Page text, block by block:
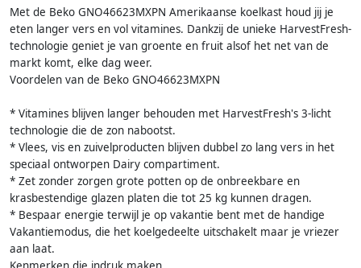
Met de Beko GNO46623MXPN Amerikaanse koelkast houd jij je
eten langer vers en vol vitamines. Dankzij de unieke HarvestFresh-
technologie geniet je van groente en fruit alsof het net van de
markt komt, elke dag weer.
Voordelen van de Beko GNO46623MXPN
* Vitamines blijven langer behouden met HarvestFresh's 3-licht
technologie die de zon nabootst.
* Vlees, vis en zuivelproducten blijven dubbel zo lang vers in het
speciaal ontworpen Dairy compartiment.
* Zet zonder zorgen grote potten op de onbreekbare en
krasbestendige glazen platen die tot 25 kg kunnen dragen.
* Bespaar energie terwijl je op vakantie bent met de handige
Vakantiemodus, die het koelgedeelte uitschakelt maar je vriezer
aan laat.